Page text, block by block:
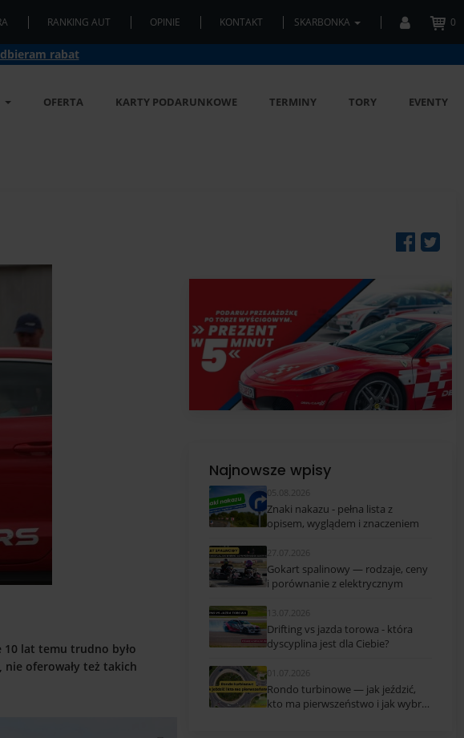
RANKING AUT OPINIE KONTAKT SKARBONKA 0
rabat
OFERTA KARTY PODARUNKOWE TERMINY TORY EVENTY
10 lat temu trudno było
nie oferowały też takich
Najnowsze wpisy
05.08.2026
Znaki nakazu - pełna lista z
opisem, wyglądem i znaczeniem
27.07.2026
Gokart spalinowy — rodzaje, ceny
i porównanie z elektrycznym
13.07.2026
Drifting vs jazda torowa - która
dyscyplina jest dla Ciebie?
01.07.2026
Rondo turbinowe — jak jeździć,
kto ma pierwszeństwo i jak wybrać